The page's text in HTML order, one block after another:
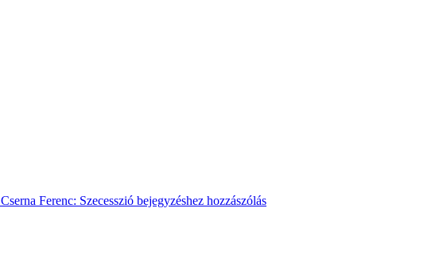
Cserna Ferenc: Szecesszió bejegyzéshez hozzászólás